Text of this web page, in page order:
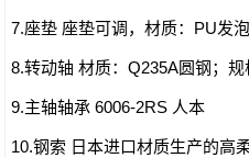
7.座垫 座垫可调，材质：PU发
8.转动轴 材质：Q235A圆钢；
9.主轴轴承 6006-2RS 人本
10.钢索 日本进口材质生产的高